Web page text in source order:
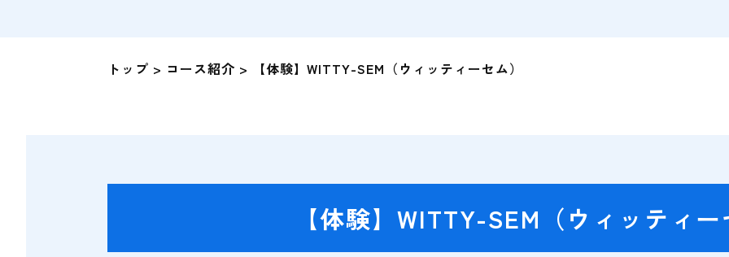
トップ コース紹介 【体験】WITTY-SEM（ウィッティーセム）
【体験】WITTY-SEM（ウィッティ